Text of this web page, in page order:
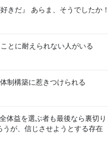
きだ』 あらま、そうでしたか！
とに耐えられない人がいる
制構築に惹きつけられる
体益を選ぶ者も最後なら裏切り
が、信じさせようとする存在